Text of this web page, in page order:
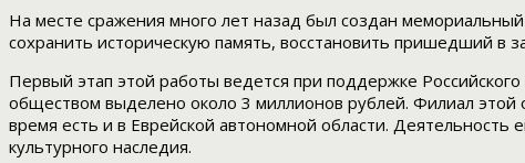
На месте сражения много лет назад был создан
сохранить историческую память, восстановить пришедший в
Первый этап этой работы ведется при поддержке
обществом выделено около 3 миллионов рублей. Филиал
время есть и в Еврейской автономной области. Деятельность
культурного наследия.